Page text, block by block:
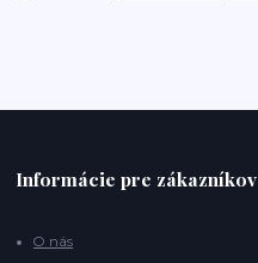
Informácie pre zákazníkov
O nás